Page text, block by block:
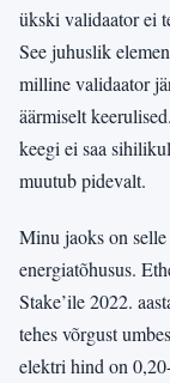
ükski validaator ei
See juhuslik
milline validaator
äärmiselt
keegi ei saa
muutub pidevalt.
Minu jaoks on
energiatõhusus.
Stake’ile 2022.
tehes võrgust
elektri hind on